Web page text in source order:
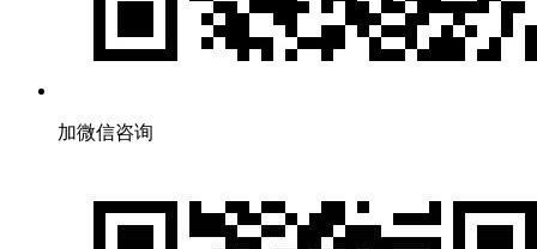
加微信咨询